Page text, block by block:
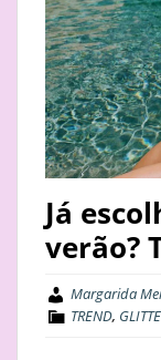
Já
verão?
Margarida
TREND,
BEAUTY
PETS
MUSIC
STAY
BUSINESS
ABOUT